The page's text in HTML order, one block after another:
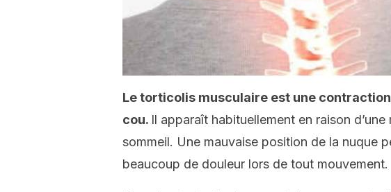
Le torticolis musculaire est une
cou. Il apparaît habituellement en raison
sommeil. Une mauvaise position de la nuque
beaucoup de douleur lors de tout mouvement.